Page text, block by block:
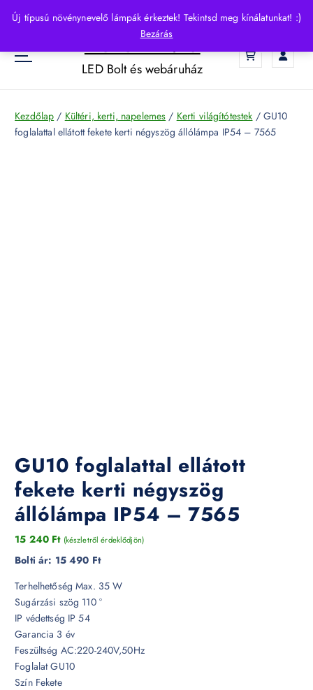
Új típusú növénynevelő lámpák érkeztek! Tekintsd meg kínálatunkat! :)
Bezárás
p
o
HelloLED.hu
LED Bolt és webáruház
Kezdőlap / Kültéri, kerti, napelemes / Kerti világítótestek / GU10
foglalattal ellátott fekete kerti négyszög állólámpa IP54 – 7565
GU10 foglalattal ellátott
fekete kerti négyszög
állólámpa IP54 – 7565
15 240 Ft (készletről érdeklődjön)
Bolti ár: 15 490 Ft
Terhelhetőség Max. 35 W
Sugárzási szög 110 °
IP védettség IP 54
Garancia 3 év
Feszültség AC:220-240V,50Hz
Foglalat GU10
Szín Fekete